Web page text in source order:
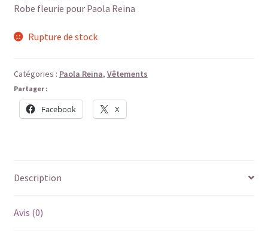
Robe fleurie pour Paola Reina
Rupture de stock
Catégories : Paola Reina, Vêtements
Partager :
Facebook X
Description
Avis (0)